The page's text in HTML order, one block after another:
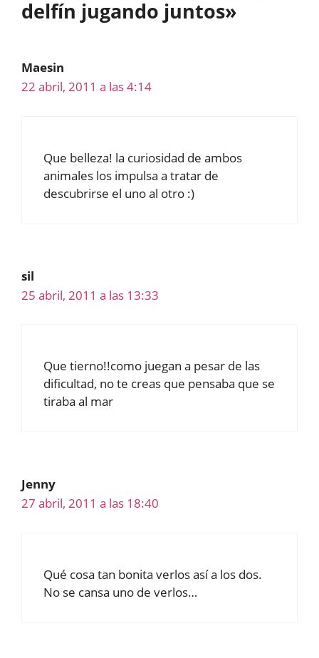
delfín jugando juntos»
Maesin
22 abril, 2011 a las 4:14
Que belleza! la curiosidad de ambos
animales los impulsa a tratar de
descubrirse el uno al otro :)
sil
25 abril, 2011 a las 13:33
Que tierno!!como juegan a pesar de las
dificultad, no te creas que pensaba que se
tiraba al mar
Jenny
27 abril, 2011 a las 18:40
Qué cosa tan bonita verlos así a los dos.
No se cansa uno de verlos…